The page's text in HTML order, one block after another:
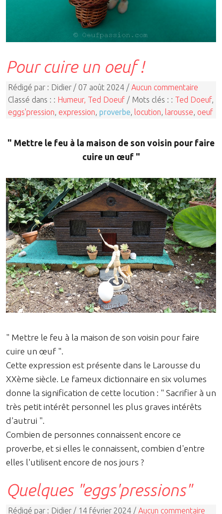
Pour cuire un oeuf !
Rédigé par : Didier / 07 août 2024 / Aucun commentaire
Classé dans : : Humeur, Ted Doeuf / Mots clés : : Ted Doeuf,
eggs'pression, expression, proverbe, locution, larousse, oeuf
" Mettre le feu à la maison de son voisin pour faire
cuire un œuf "
" Mettre le feu à la maison de son voisin pour faire
cuire un œuf ".
Cette expression est présente dans le Larousse du
XXème siècle. Le fameux dictionnaire en six volumes
donne la signification de cette locution : " Sacrifier à un
très petit intérêt personnel les plus graves intérêts
d'autrui ".
Combien de personnes connaissent encore ce
proverbe, et si elles le connaissent, combien d'entre
elles l'utilisent encore de nos jours ?
Quelques "eggs'pressions"
Rédigé par : Didier / 14 février 2024 / Aucun commentaire